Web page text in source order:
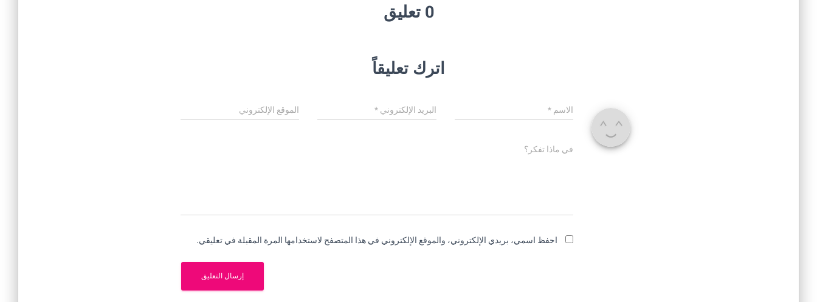
0 تعليق
اترك تعليقاً
الاسم * البريد الإلكتروني* الموقع الإلكتروني
في ماذا تفكر؟
احفظ اسمي، بريدي الإلكتروني، والموقع الإلكتروني في هذا المتصفح لاستخدامها المرة المقبلة في تعليقي.